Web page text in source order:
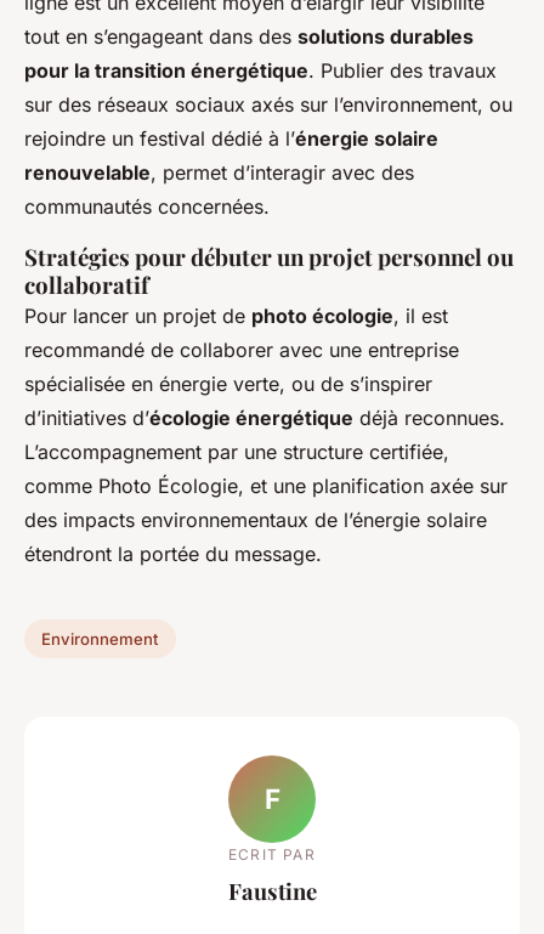
tout en s’engageant dans des solutions durables
pour la transition énergétique. Publier des travaux
sur des réseaux sociaux axés sur l’environnement, ou
rejoindre un festival dédié à l’énergie solaire
renouvelable, permet d’interagir avec des
communautés concernées.
Stratégies pour débuter un projet personnel ou
collaboratif
Pour lancer un projet de photo écologie, il est
recommandé de collaborer avec une entreprise
spécialisée en énergie verte, ou de s’inspirer
d’initiatives d’écologie énergétique déjà reconnues.
L’accompagnement par une structure certifiée,
comme Photo Écologie, et une planification axée sur
des impacts environnementaux de l’énergie solaire
étendront la portée du message.
Environnement
F
ECRIT PAR
Faustine